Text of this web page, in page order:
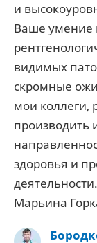
и
Ваше умение
видимых
скромные
мои
производить
здоровья и
Марьина